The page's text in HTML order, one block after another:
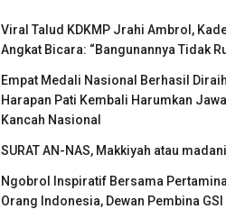
Viral Talud KDKMP Jrahi Ambrol,
Angkat Bicara: “Bangunannya Tidak
Empat Medali Nasional Berhasil
Harapan Pati Kembali Harumkan
Kancah Nasional
SURAT AN-NAS, Makkiyah atau
Ngobrol Inspiratif Bersama
Orang Indonesia, Dewan Pembina